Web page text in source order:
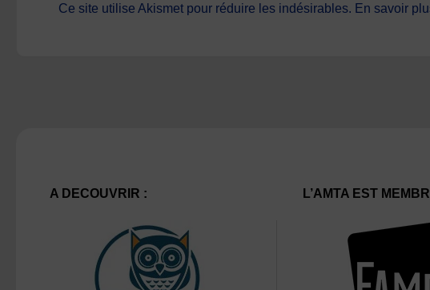
Ce site utilise Akismet pour réduire les indésirables. En savoir
A DECOUVRIR : L’AMTA EST